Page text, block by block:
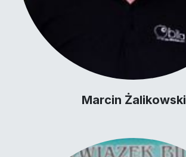
Marcin Żalikowski